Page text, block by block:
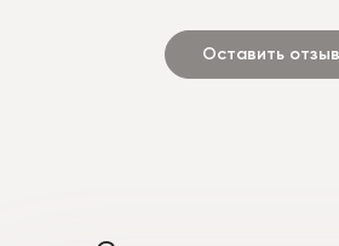
Оставить отзыв